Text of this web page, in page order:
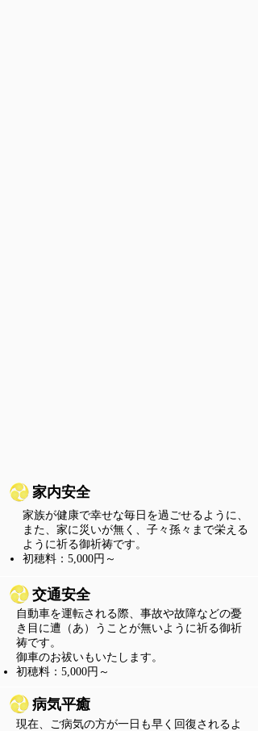
家内安全
家族が健康で幸せな毎日を過ごせるように、
また、家に災いが無く、子々孫々まで栄える
ように祈る御祈祷です。
​初穂料：5,000円～
交通安全
自動車を運転される際、事故や故障などの憂
き目に遭（あ）うことが無いように祈る御祈
祷です。
御車のお祓いもいたします。
​初穂料：5,000円～
病気平癒
現在、ご病気の方が一日も早く回復されるよ